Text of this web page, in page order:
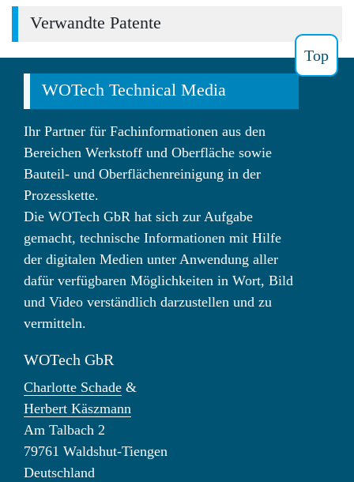
Verwandte Patente
Top
WOTech Technical Media
Ihr Partner für Fachinformationen aus den
Bereichen Werkstoff und Oberfläche sowie
Bauteil- und Oberflächenreinigung in der
Prozesskette.
Die WOTech GbR hat sich zur Aufgabe
gemacht, technische Informationen mit Hilfe
der digitalen Medien unter Anwendung aller
dafür verfügbaren Möglichkeiten in Wort, Bild
und Video verständlich darzustellen und zu
vermitteln.
WOTech GbR
Charlotte Schade &
Herbert Käszmann
Am Talbach 2
79761 Waldshut-Tiengen
Deutschland